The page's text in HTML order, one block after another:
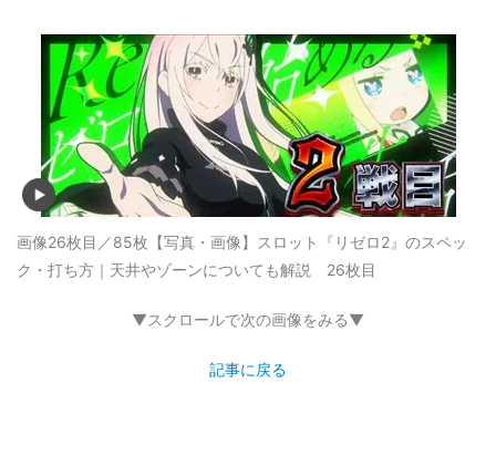
画像26枚目／85枚 【写真・画像】スロット『リゼロ2』のスペッ
ク・打ち方｜天井やゾーンについても解説 26枚目
▼スクロールで次の画像をみる▼
記事に戻る